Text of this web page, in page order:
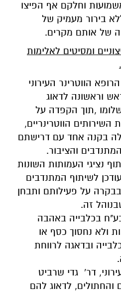
וחלקם אף הפיצו
בירור מעמיק של
של אותם מקרים.
ומסיטים לאלימות
.
הווטרינר העירוני
וראשונה לדאוג
,תוך הקפדה על
השירותים הווטרינריים,
בקנה אחד עם דרישתם
והציבור.
נציגי העמותות השונות
לשיתוף המתנדבים
על פעילותם ותבחן
זה.
בכלבייה באהבה
ולא נחסוך כסף או
ובדאגה לרווחת
דר' גדי שרביט
והחתולים, לדאוג להם